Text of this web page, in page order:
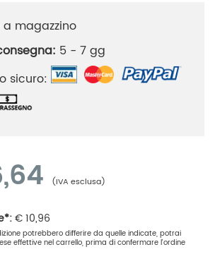
a magazzino
5 - 7 gg
sicuro:
(IVA esclusa)
€10,96
potrebbero differire da quelle indicate, potrai
effettive nel carrello, prima di confermare l'ordine